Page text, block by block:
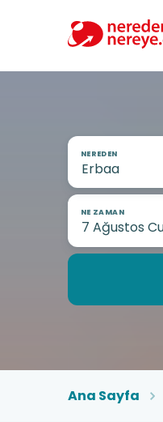
NEREDEN
NE ZAMAN
Ana Sayfa